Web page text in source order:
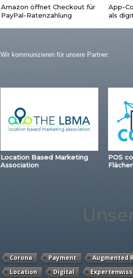
Amazon öffnet Checkout für
PayPal-Ratenzahlung
App-
als
Wir kommunizieren für unsere Partner:
Location Based Marketing
Association
POS
Corona Payment Augmented
Location
Digital